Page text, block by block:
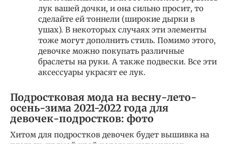
лук вашей дочки, и она сильно просит, то
сделайте ей тоннели (широкие дырки в
ушах). В некоторых случаях эти элементы
тоже могут дополнить стиль. Помимо этого,
девочке можно покупать различные
браслеты на руки. А также подвески. Все эти
аксессуары украсят ее лук.
Подростковая мода на весну-лето-
осень-зима 2021-2022 года для
девочек-подростков: фото
Хитом для подростков девочек будет вышивка на